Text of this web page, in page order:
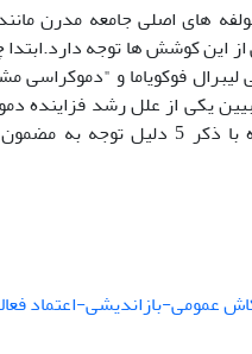
های اصلی جامعه مدرن
این کوشش ها توجه
فوکویاما و "دموکراسی
یکی از علل رشد فزاینده
جهان کنونی(از جمله ایران)اشاره می گردد.در انتها
عمومی-بازاندیشی-اعتماد